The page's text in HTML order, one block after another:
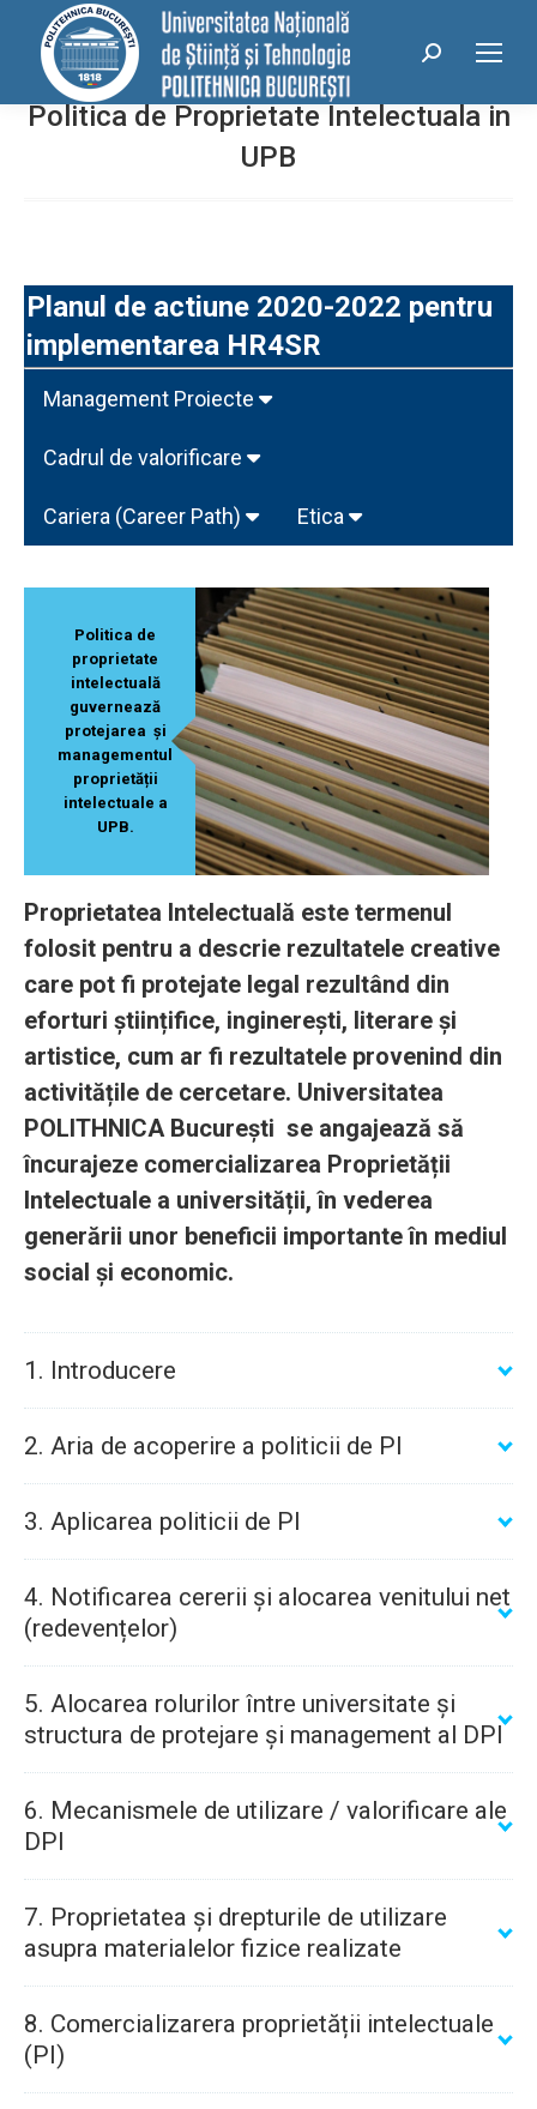
conținut
Search:
Politica de Proprietate Intelectuala in
UPB
Planul de actiune 2020-2022 pentru
implementarea HR4SR
Management Proiecte
Cadrul de valorificare
Cariera (Career Path) Etica
Politica de
proprietate
intelectuală
guvernează
protejarea și
managementul
proprietății
intelectuale a
UPB.
Proprietatea Intelectuală este termenul
folosit pentru a descrie rezultatele creative
care pot fi protejate legal rezultând din
eforturi științifice, inginerești, literare și
artistice, cum ar fi rezultatele provenind din
activitățile de cercetare. Universitatea
POLITHNICA București se angajează să
încurajeze comercializarea Proprietății
Intelectuale a universității, în vederea
generării unor beneficii importante în mediul
social și economic.
1. Introducere
2. Aria de acoperire a politicii de PI
3. Aplicarea politicii de PI
4. Notificarea cererii și alocarea venitului net
(redevențelor)
5. Alocarea rolurilor între universitate și
structura de protejare și management al DPI
6. Mecanismele de utilizare / valorificare ale
DPI
7. Proprietatea și drepturile de utilizare
asupra materialelor fizice realizate
8. Comercializarera proprietății intelectuale
(PI)